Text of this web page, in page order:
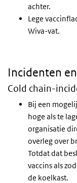
achter.
Lege
Wiva-vat.
Incidenten
Cold chain-
Bij een
hoge als te
organisatie
overleg over
Totdat dat
vaccins als
de koelkast.